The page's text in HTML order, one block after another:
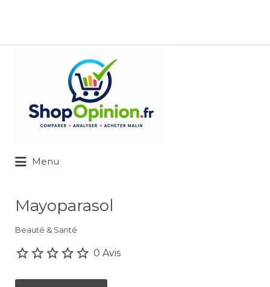
Menu
Mayoparasol
Beauté & Santé
0 Avis